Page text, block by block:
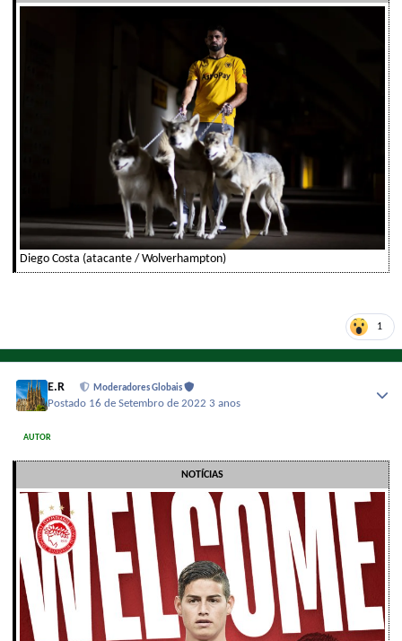
Diego Costa (atacante / Wolverhampton)
1
E.R Moderadores Globais
Postado 16 de Setembro de 2022 3 anos
AUTOR
NOTÍCIAS